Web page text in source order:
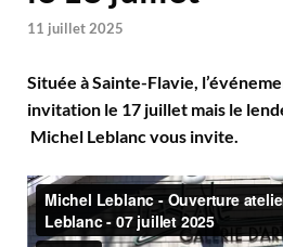
11 juillet 2025
Située à Sainte-Flavie,
invitation le 17 juillet mais le
Michel Leblanc vous invite.